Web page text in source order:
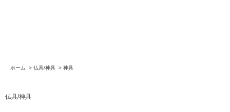
ホーム > 仏具/神具 > 神具
仏具/神具